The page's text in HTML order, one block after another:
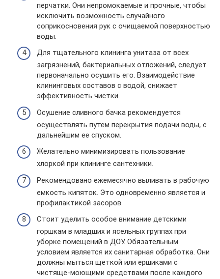
перчатки. Они непромокаемые и прочные, чтобы
исключить возможность случайного
соприкосновения рук с очищаемой поверхностью
воды.
Для тщательного клининга унитаза от всех
загрязнений, бактериальных отложений, следует
первоначально осушить его. Взаимодействие
клининговых составов с водой, снижает
эффективность чистки.
Осушение сливного бачка рекомендуется
осуществлять путем перекрытия подачи воды, с
дальнейшим ее спуском.
Желательно минимизировать пользование
хлоркой при клининге сантехники.
Рекомендовано ежемесячно выливать в рабочую
емкость кипяток. Это одновременно является и
профилактикой засоров.
Стоит уделить особое внимание детскими
горшкам в младших и ясельных группах при
уборке помещений в ДОУ. Обязательным
условием является их санитарная обработка. Они
должны мыться щеткой или ершиками с
чистяще-моющими средствами после каждого